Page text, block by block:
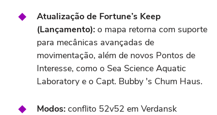
Atualização de Fortune’s Keep
(Lançamento): o mapa retorna com suporte
para mecânicas avançadas de
movimentação, além de novos Pontos de
Interesse, como o Sea Science Aquatic
Laboratory e o Capt. Bubby 's Chum Haus.
Modos: conflito 52v52 em Verdansk